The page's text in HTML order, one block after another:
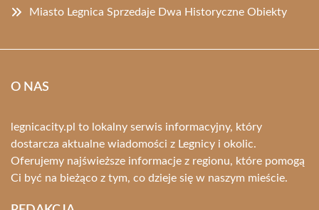
Miasto Legnica Sprzedaje Dwa Historyczne Obiekty
O NAS
legnicacity.pl to lokalny serwis informacyjny, który
dostarcza aktualne wiadomości z Legnicy i okolic.
Oferujemy najświeższe informacje z regionu, które pomogą
Ci być na bieżąco z tym, co dzieje się w naszym mieście.